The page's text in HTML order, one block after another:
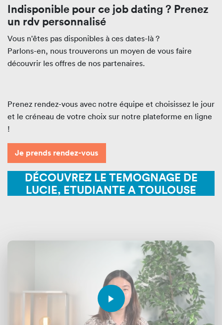
Indisponible pour ce job dating ? Prenez
un rdv personnalisé
Vous n'êtes pas disponibles à ces dates-là ?
Parlons-en, nous trouverons un moyen de vous faire
découvrir les offres de nos partenaires.
Prenez rendez-vous avec notre équipe et choisissez le jour
et le créneau de votre choix sur notre plateforme en ligne
!
Je prends rendez-vous
DÉCOUVREZ LE TEMOGNAGE DE
LUCIE, ETUDIANTE A TOULOUSE